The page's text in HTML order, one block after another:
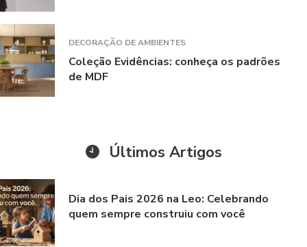
DECORAÇÃO DE AMBIENTES
Coleção Evidências: conheça os padrões
de MDF
Últimos Artigos
Dia dos Pais 2026 na Leo: Celebrando
quem sempre construiu com você